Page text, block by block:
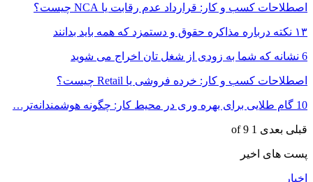
اصطلاحات کسب و کار: قرارداد عدم‌ رقابت یا NCA چیست؟
۱۳ نکته درباره مذاکره حقوق و دستمزد که همه باید بدانند
6 نشانه که شما به زودی از شغل تان اخراج می شوید
اصطلاحات کسب و کار: خرده فروشی یا Retail چیست؟
10 گام طلایی برای بهره وری در محیط کار: چگونه هوشمندانه‌تر…
قبلی بعدی 1 of 9
پست های اخیر
اخبار